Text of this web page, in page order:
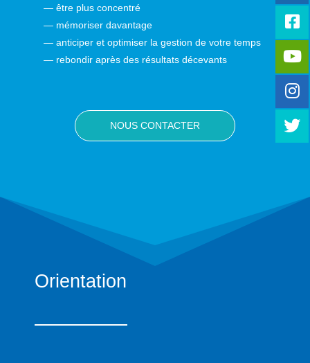
— être plus concentré
— mémoriser davantage
— anticiper et optimiser la gestion de votre temps
— rebondir après des résultats décevants
NOUS CONTACTER
Orientation